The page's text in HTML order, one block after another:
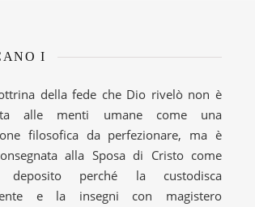
I
alle menti umane come una
filosofica da perfezionare, ma è
alla Sposa di Cristo come
deposito perché la custodisca
e la insegni con magistero